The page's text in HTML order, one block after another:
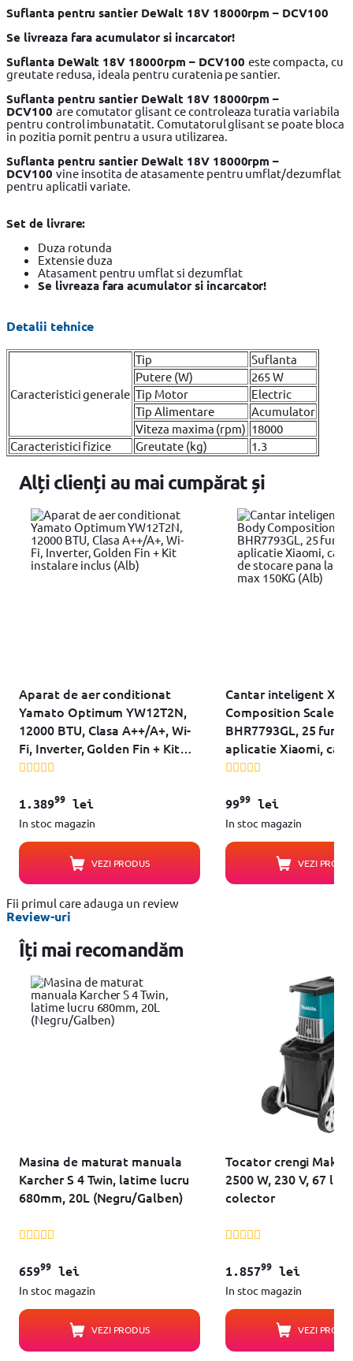
Suflanta pentru santier DeWalt 18V 18000rpm – DCV100
Se livreaza fara acumulator si incarcator!
Suflanta DeWalt 18V 18000rpm – DCV100 este compacta, cu
greutate redusa, ideala pentru curatenia pe santier.
Suflanta pentru santier DeWalt 18V 18000rpm –
DCV100 are comutator glisant ce controleaza turatia variabila
pentru control imbunatatit. Comutatorul glisant se poate bloca
in pozitia pornit pentru a usura utilizarea.
Suflanta pentru santier DeWalt 18V 18000rpm –
DCV100 vine insotita de atasamente pentru umflat/dezumflat
pentru aplicatii variate.
Set de livrare:
Duza rotunda
Extensie duza
Atasament pentru umflat si dezumflat
Se livreaza fara acumulator si incarcator!
Detalii tehnice
Caracteristici generale
Tip
Suflanta
Putere (W)
265 W
Tip Motor
Electric
Tip Alimentare
Acumulator
Viteza maxima (rpm) 18000
Caracteristici fizice
Greutate (kg) 1.3
Alți clienți au mai cumpărat și
Aparat de aer conditionat
Yamato Optimum YW12T2N,
12000 BTU, Clasa A++/A+, Wi-
Fi, Inverter, Golden Fin + Kit
instalare inclus (Alb)
1.38999lei
In stoc magazin
VEZI PRODUS
Cantar inteligent
Composition Scale
BHR7793GL, 25
aplicatie Xiaomi,
de stocare pana la
9999lei
In stoc magazin
VEZI
Fii primul care adauga un review
Review-uri
Îți mai recomandăm
Masina de maturat manuala
Karcher S 4 Twin, latime lucru
680mm, 20L (Negru/Galben)
65999lei
In stoc magazin
VEZI PRODUS
Tocator crengi
2500 W, 230 V, 67 l
colector
1.85799lei
In stoc magazin
VEZI